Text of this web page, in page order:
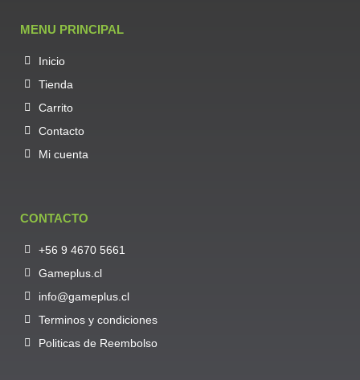
MENU PRINCIPAL
Inicio
Tienda
Carrito
Contacto
Mi cuenta
CONTACTO
+56 9 4670 5661
Gameplus.cl
info@gameplus.cl
Terminos y condiciones
Politicas de Reembolso